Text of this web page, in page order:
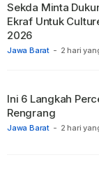
Jawa Barat - 2 hari
Sekda Minta
Ekraf Untuk
2026
Jawa Barat - 2 hari
Ini 6 Langkah
Rengrang